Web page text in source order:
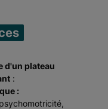
d'un plateau
:
: